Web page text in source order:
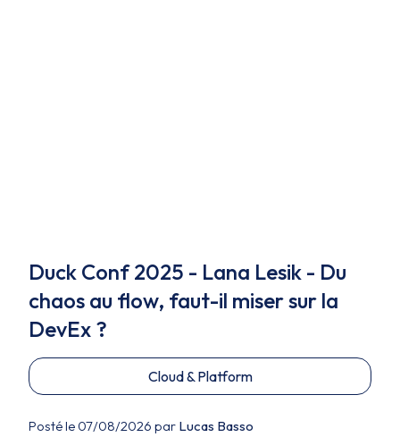
Duck Conf 2025 - Lana Lesik - Du
chaos au flow, faut-il miser sur la
DevEx ?
Cloud & Platform
Posté le 07/08/2026 par Lucas Basso